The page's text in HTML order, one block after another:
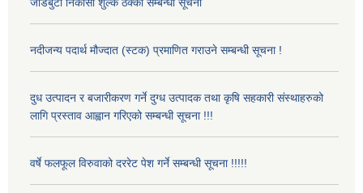
जडिबुटी निकासी शुल्क ठेक्का सम्बन्धी सूचना
नदीजन्य पदार्थ मौज्दात (स्टक) प्रमाणित गराउने सम्बन्धी सूचना !
दुध उत्पादन र बजारीकरण गर्ने दुग्ध उत्पादक तथा कृषि सहकारी संस्थाहरुको
लागि प्रस्ताव आह्वान गरिएको सम्बन्धी सूचना !!!
वर्षे फलफूल विरुवाको दररेट पेश गर्ने सम्बन्धी सूचना !!!!!